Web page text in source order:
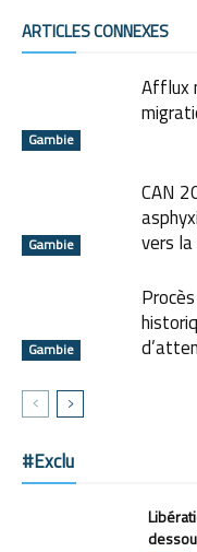
ARTICLES CONNEXES
Gambie
Afflux
Gambie
CAN
vers la
Gambie
#Exclu